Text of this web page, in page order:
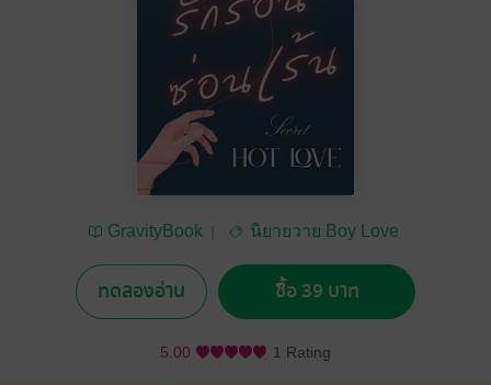
GravityBook
นิยายวาย Boy Love
ทดลองอ่าน ซื้อ 39 บาท
5.00 1 Rating